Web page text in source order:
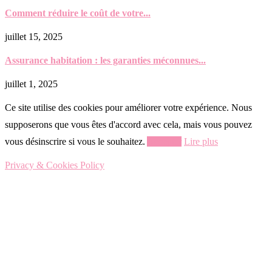
Comment réduire le coût de votre...
juillet 15, 2025
Assurance habitation : les garanties méconnues...
juillet 1, 2025
Ce site utilise des cookies pour améliorer votre expérience. Nous
supposerons que vous êtes d'accord avec cela, mais vous pouvez
vous désinscrire si vous le souhaitez.
Lire plus
Privacy & Cookies Policy